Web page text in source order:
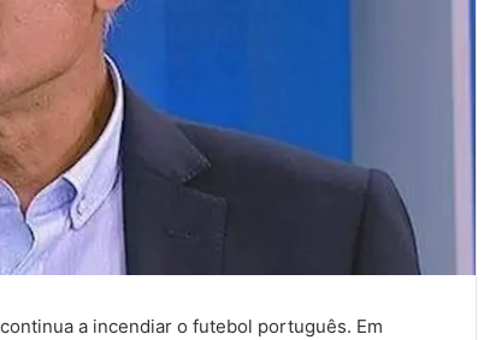
a incendiar o futebol português. Em